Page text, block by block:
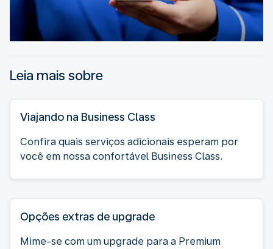
Leia mais sobre
Viajando na Business Class
Confira quais serviços adicionais esperam por
você em nossa confortável Business Class.
Opções extras de upgrade
Mime-se com um upgrade para a Premium